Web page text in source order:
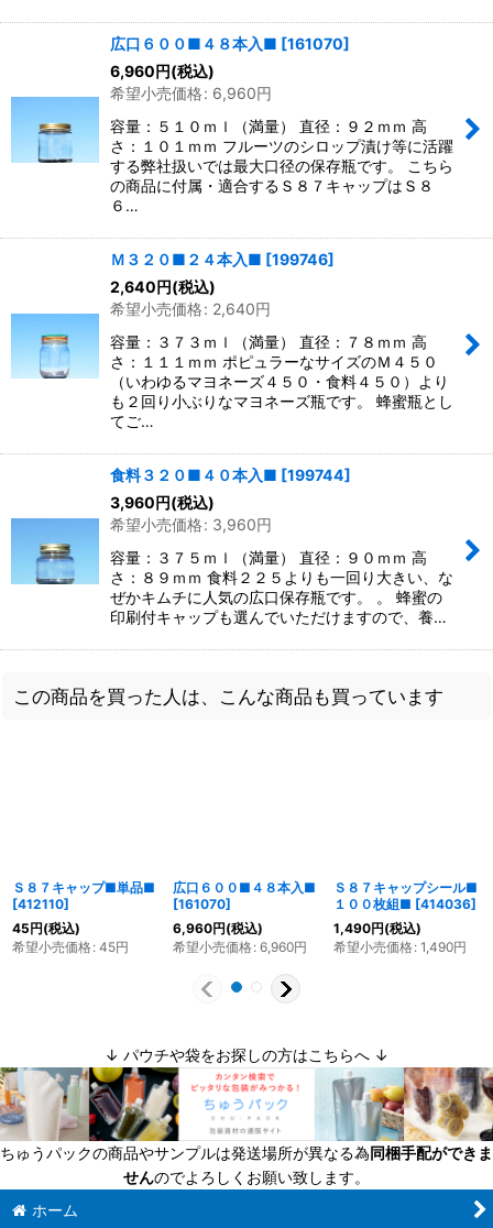
広口６００■４８本入■ [161070]
6,960円(税込)
希望小売価格: 6,960円
容量：５１０ｍｌ（満量） 直径：９２ｍｍ 高
さ：１０１ｍｍ フルーツのシロップ漬け等に活躍
する弊社扱いでは最大口径の保存瓶です。 こちら
の商品に付属・適合するＳ８７キャップはＳ８
６…
Ｍ３２０■２４本入■ [199746]
2,640円(税込)
希望小売価格: 2,640円
容量：３７３ｍｌ（満量） 直径：７８ｍｍ 高
さ：１１１ｍｍ ポピュラーなサイズのＭ４５０
（いわゆるマヨネーズ４５０・食料４５０）より
も２回り小ぶりなマヨネーズ瓶です。 蜂蜜瓶とし
てご…
食料３２０■４０本入■ [199744]
3,960円(税込)
希望小売価格: 3,960円
容量：３７５ｍｌ（満量） 直径：９０ｍｍ 高
さ：８９ｍｍ 食料２２５よりも一回り大きい、な
ぜかキムチに人気の広口保存瓶です。 。 蜂蜜の
印刷付キャップも選んでいただけますので、養…
この商品を買った人は、こんな商品も買っています
Ｓ８７キャップ■単品■
[412110]
45円(税込)
希望小売価格: 45円
広口６００■４８本入■
[161070]
6,960円(税込)
希望小売価格: 6,960円
Ｓ８７キャップシール■
１００枚組■ [414036]
1,490円(税込)
希望小売価格: 1,490円
↓ パウチや袋をお探しの方はこちらへ ↓
ちゅうパックの商品やサンプルは発送場所が異なる為同梱手配ができま
せんのでよろしくお願い致します。
ホーム